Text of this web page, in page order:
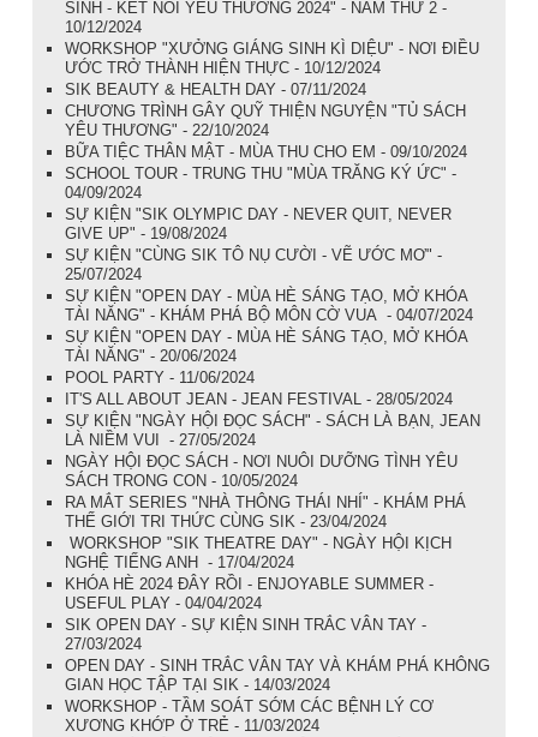
SINH - KẾT NỐI YÊU THƯƠNG 2024" - NĂM THỨ 2 -
10/12/2024
WORKSHOP "XƯỞNG GIÁNG SINH KÌ DIỆU" - NƠI ĐIỀU
ƯỚC TRỞ THÀNH HIỆN THỰC - 10/12/2024
SIK BEAUTY & HEALTH DAY - 07/11/2024
CHƯƠNG TRÌNH GÂY QUỸ THIỆN NGUYỆN "TỦ SÁCH
YÊU THƯƠNG" - 22/10/2024
BỮA TIỆC THÂN MẬT - MÙA THU CHO EM - 09/10/2024
SCHOOL TOUR - TRUNG THU "MÙA TRĂNG KÝ ỨC" -
04/09/2024
SỰ KIỆN "SIK OLYMPIC DAY - NEVER QUIT, NEVER
GIVE UP" - 19/08/2024
SỰ KIỆN "CÙNG SIK TÔ NỤ CƯỜI - VẼ ƯỚC MƠ" -
25/07/2024
SỰ KIỆN "OPEN DAY - MÙA HÈ SÁNG TẠO, MỞ KHÓA
TÀI NĂNG" - KHÁM PHÁ BỘ MÔN CỜ VUA - 04/07/2024
SỰ KIỆN "OPEN DAY - MÙA HÈ SÁNG TẠO, MỞ KHÓA
TÀI NĂNG" - 20/06/2024
POOL PARTY - 11/06/2024
IT'S ALL ABOUT JEAN - JEAN FESTIVAL - 28/05/2024
SỰ KIỆN "NGÀY HỘI ĐỌC SÁCH" - SÁCH LÀ BẠN, JEAN
LÀ NIỀM VUI - 27/05/2024
NGÀY HỘI ĐỌC SÁCH - NƠI NUÔI DƯỠNG TÌNH YÊU
SÁCH TRONG CON - 10/05/2024
RA MẮT SERIES "NHÀ THÔNG THÁI NHÍ" - KHÁM PHÁ
THẾ GIỚI TRI THỨC CÙNG SIK - 23/04/2024
WORKSHOP "SIK THEATRE DAY" - NGÀY HỘI KỊCH
NGHỆ TIẾNG ANH - 17/04/2024
KHÓA HÈ 2024 ĐÂY RỒI - ENJOYABLE SUMMER -
USEFUL PLAY - 04/04/2024
SIK OPEN DAY - SỰ KIỆN SINH TRẮC VÂN TAY -
27/03/2024
OPEN DAY - SINH TRẮC VÂN TAY VÀ KHÁM PHÁ KHÔNG
GIAN HỌC TẬP TẠI SIK - 14/03/2024
WORKSHOP - TẦM SOÁT SỚM CÁC BỆNH LÝ CƠ
XƯƠNG KHỚP Ở TRẺ - 11/03/2024